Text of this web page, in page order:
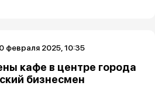
февраля 2025, 10:35
кафе в центре города
бизнесмен